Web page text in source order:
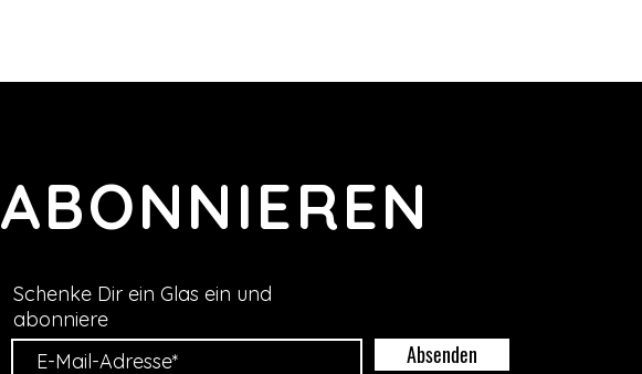
ABONNIEREN
Schenke Dir ein Glas ein und
abonniere
Absenden